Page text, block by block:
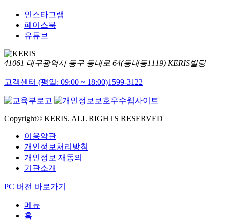
인스타그램
페이스북
유튜브
41061 대구광역시 동구 동내로 64(동내동1119) KERIS빌딩
고객센터 (평일: 09:00 ~ 18:00)1599-3122
Copyright© KERIS. ALL RIGHTS RESERVED
이용약관
개인정보처리방침
개인정보 재동의
기관소개
PC 버전 바로가기
메뉴
홈